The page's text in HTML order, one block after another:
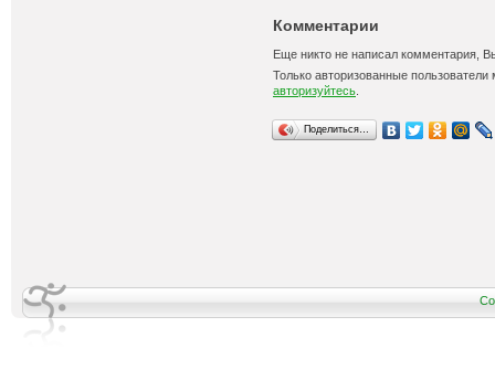
Комментарии
Еще никто не написал комментария,
Только авторизованные
авторизуйтесь
Поделиться…